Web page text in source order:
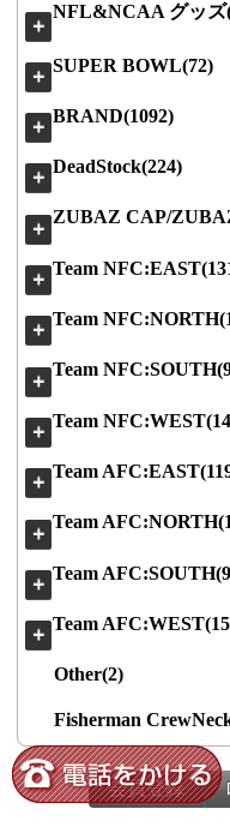
＋
NFL&NCAA グッズ
＋
SUPER BOWL(72)
＋
BRAND(1092)
＋
DeadStock(224)
＋
ZUBAZ CAP/
＋
Team
＋
Team
＋
Team
＋
Team
＋
Team
＋
Team
＋
Team
＋
Team
Other(2)
Fisherman
会員登録